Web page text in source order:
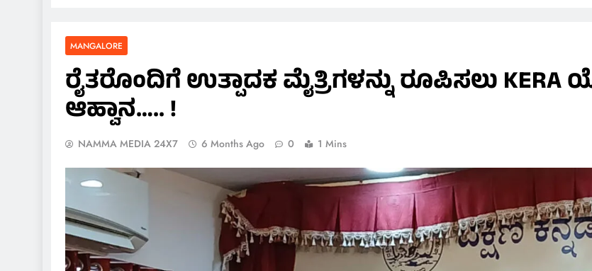
MANGALORE
ರೈತರೊಂದಿಗೆ ಉತ್ಪಾದಕ ಮೈತ್ರಿಗಳನ್ನು ರೂಪಿಸಲು
ಆಹ್ವಾನ….. !
NAMMA MEDIA 24X7 6 Months Ago 0 1 Mins